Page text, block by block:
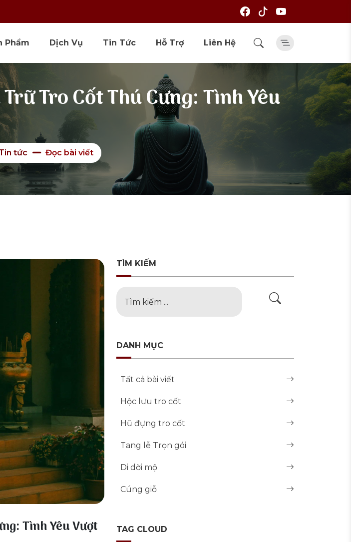
Phẩm Dịch Vụ Tin Tức Hỗ Trợ Liên Hệ
Tro Cốt Thú Cưng: Tình Yêu
tức Đọc bài viết
Tình Yêu Vượt
TÌM KIẾM
DANH MỤC
Tất cả bài viết
Hộc lưu tro cốt
Hũ đựng tro cốt
Tang lễ Trọn gói
Di dời mộ
Cúng giỗ
TAG CLOUD